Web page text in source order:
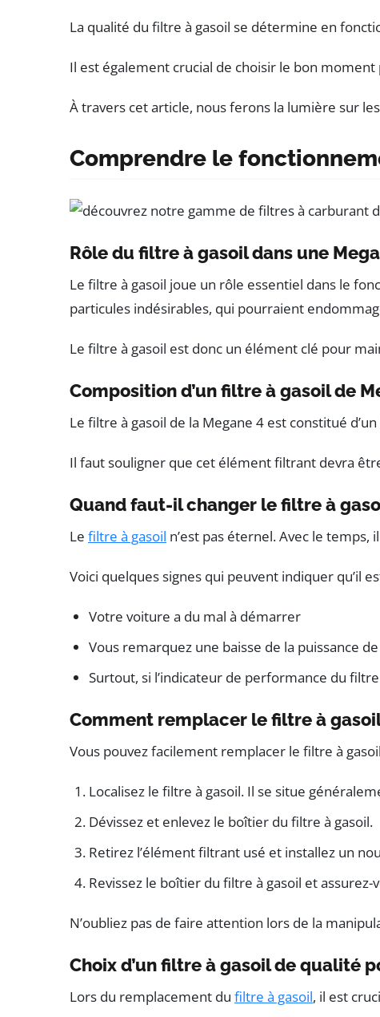
La qualité du filtre à gasoil se détermine en
Il est également crucial de choisir le bon
À travers cet article, nous ferons la lumière sur
Comprendre le
Rôle du filtre à gasoil dans une
Le filtre à gasoil joue un rôle essentiel dans le
particules indésirables, qui pourraient
Le filtre à gasoil est donc un élément clé pour
Composition d’un filtre à gasoil de
Le filtre à gasoil de la Megane 4 est constitué
Il faut souligner que cet élément filtrant devra
Quand faut-il changer le filtre à
Le filtre à gasoil n’est pas éternel. Avec le
Voici quelques signes qui peuvent indiquer qu’il
Votre voiture a du mal à démarrer
Vous remarquez une baisse de la puissance
Surtout, si l’indicateur de performance du
Comment remplacer le filtre à
Vous pouvez facilement remplacer le filtre à
Localisez le filtre à gasoil. Il se situe
Dévissez et enlevez le boîtier du filtre à gasoil.
Retirez l’élément filtrant usé et installez un
Revissez le boîtier du filtre à gasoil et
N’oubliez pas de faire attention lors de la
Choix d’un filtre à gasoil de qualité
Lors du remplacement du filtre à gasoil, il est